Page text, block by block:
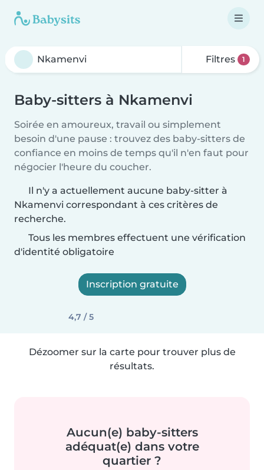
Filtres 1
Baby-sitters à Nkamenvi
Soirée en amoureux, travail ou simplement
besoin d'une pause : trouvez des baby-sitters de
confiance en moins de temps qu'il n'en faut pour
négocier l'heure du coucher.
Il n'y a actuellement aucune baby-sitter à
Nkamenvi correspondant à ces critères de
recherche.
Tous les membres effectuent une vérification
d'identité obligatoire
Inscription gratuite
4,7 / 5
Dézoomer sur la carte pour trouver plus de
résultats.
Aucun(e) baby-sitters
adéquat(e) dans votre
quartier ?